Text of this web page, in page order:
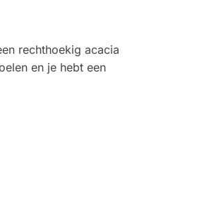
rechthoekig acacia
en je hebt een